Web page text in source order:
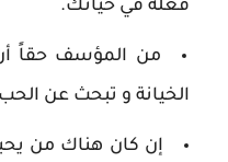
فعله في حياتك.
من المؤسف حقاً
الخيانة و تبحث عن
إن كان هناك من